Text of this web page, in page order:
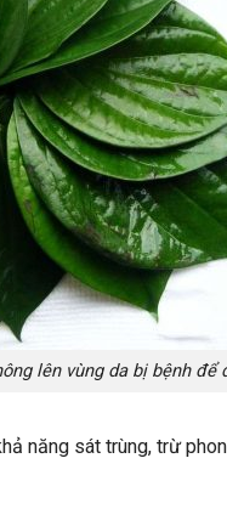
lên vùng da bị bệnh để
năng sát trùng, trừ